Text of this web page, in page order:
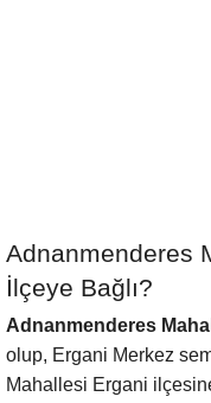
Adnanmenderes
İlçeye Bağlı?
Adnanmenderes
olup, Ergani Merkez
Mahallesi Ergani